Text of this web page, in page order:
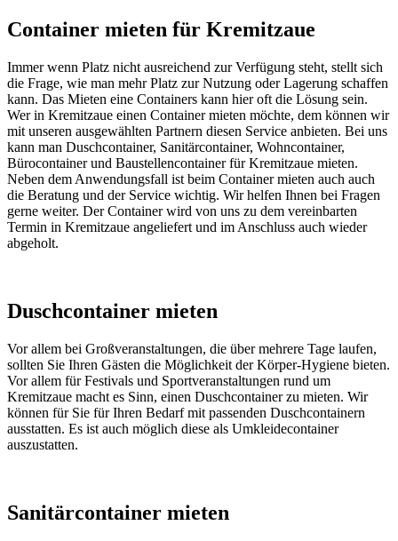
Container mieten für Kremitzaue
Immer wenn Platz nicht ausreichend zur Verfügung steht, stellt sich
die Frage, wie man mehr Platz zur Nutzung oder Lagerung schaffen
kann. Das Mieten eine Containers kann hier oft die Lösung sein.
Wer in Kremitzaue einen Container mieten möchte, dem können wir
mit unseren ausgewählten Partnern diesen Service anbieten. Bei uns
kann man Duschcontainer, Sanitärcontainer, Wohncontainer,
Bürocontainer und Baustellencontainer für Kremitzaue mieten.
Neben dem Anwendungsfall ist beim Container mieten auch auch
die Beratung und der Service wichtig. Wir helfen Ihnen bei Fragen
gerne weiter. Der Container wird von uns zu dem vereinbarten
Termin in Kremitzaue angeliefert und im Anschluss auch wieder
abgeholt.
Duschcontainer mieten
Vor allem bei Großveranstaltungen, die über mehrere Tage laufen,
sollten Sie Ihren Gästen die Möglichkeit der Körper-Hygiene bieten.
Vor allem für Festivals und Sportveranstaltungen rund um
Kremitzaue macht es Sinn, einen Duschcontainer zu mieten. Wir
können für Sie für Ihren Bedarf mit passenden Duschcontainern
ausstatten. Es ist auch möglich diese als Umkleidecontainer
auszustatten.
Sanitärcontainer mieten